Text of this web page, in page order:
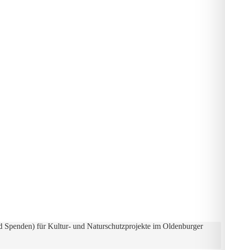
für Kultur- und Naturschutzprojekte im Oldenburger